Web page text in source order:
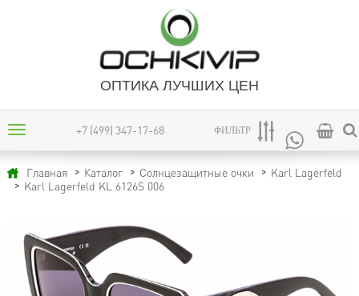
ОПТИКА ЛУЧШИХ ЦЕН
+7 (499) 347-17-68 ФИЛЬТР
Главная Каталог Солнцезащитные очки
Karl Lagerfeld
Karl Lagerfeld KL 6126S 006